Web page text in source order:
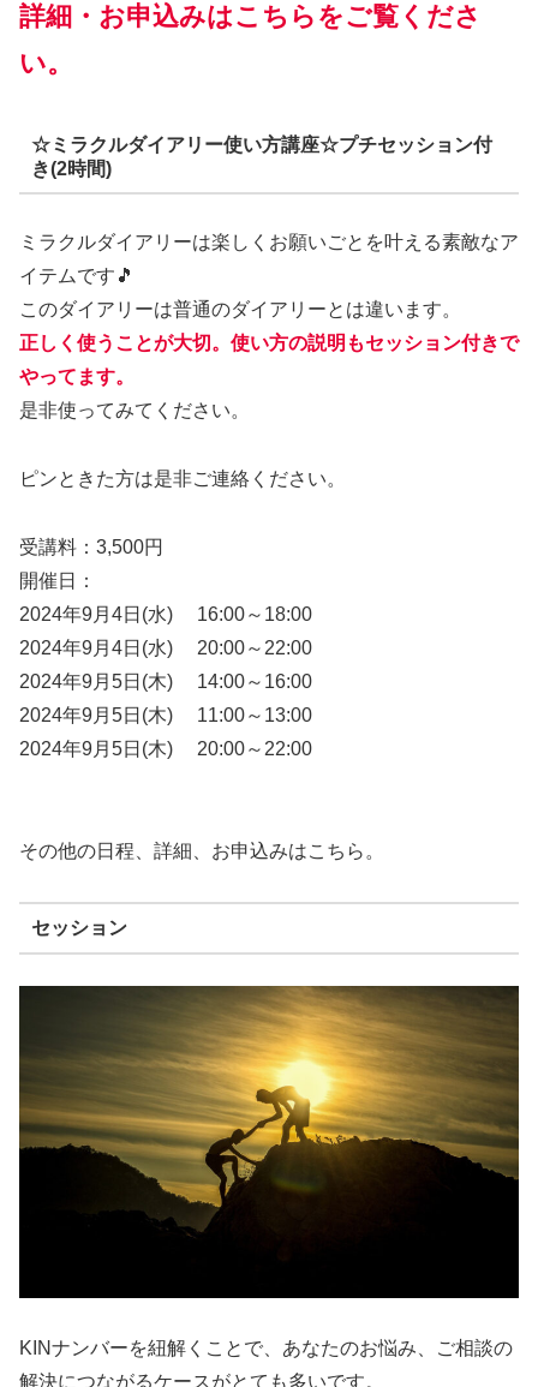
詳細・お申込みはこちらをご覧くださ
い。
☆ミラクルダイアリー使い方講座☆プチセッション付
き(2時間)
ミラクルダイアリーは楽しくお願いごとを叶える素敵なア
イテムです🎵
このダイアリーは普通のダイアリーとは違います。
正しく使うことが大切。使い方の説明もセッション付きで
やってます。
是非使ってみてください。
ピンときた方は是非ご連絡ください。
受講料：3,500円
開催日：
2024年9月4日(水) 16:00～18:00
2024年9月4日(水) 20:00～22:00
2024年9月5日(木) 14:00～16:00
2024年9月5日(木) 11:00～13:00
2024年9月5日(木) 20:00～22:00
その他の日程、詳細、お申込みはこちら。
セッション
KINナンバーを紐解くことで、あなたのお悩み、ご相談の
解決につながるケースがとても多いです。